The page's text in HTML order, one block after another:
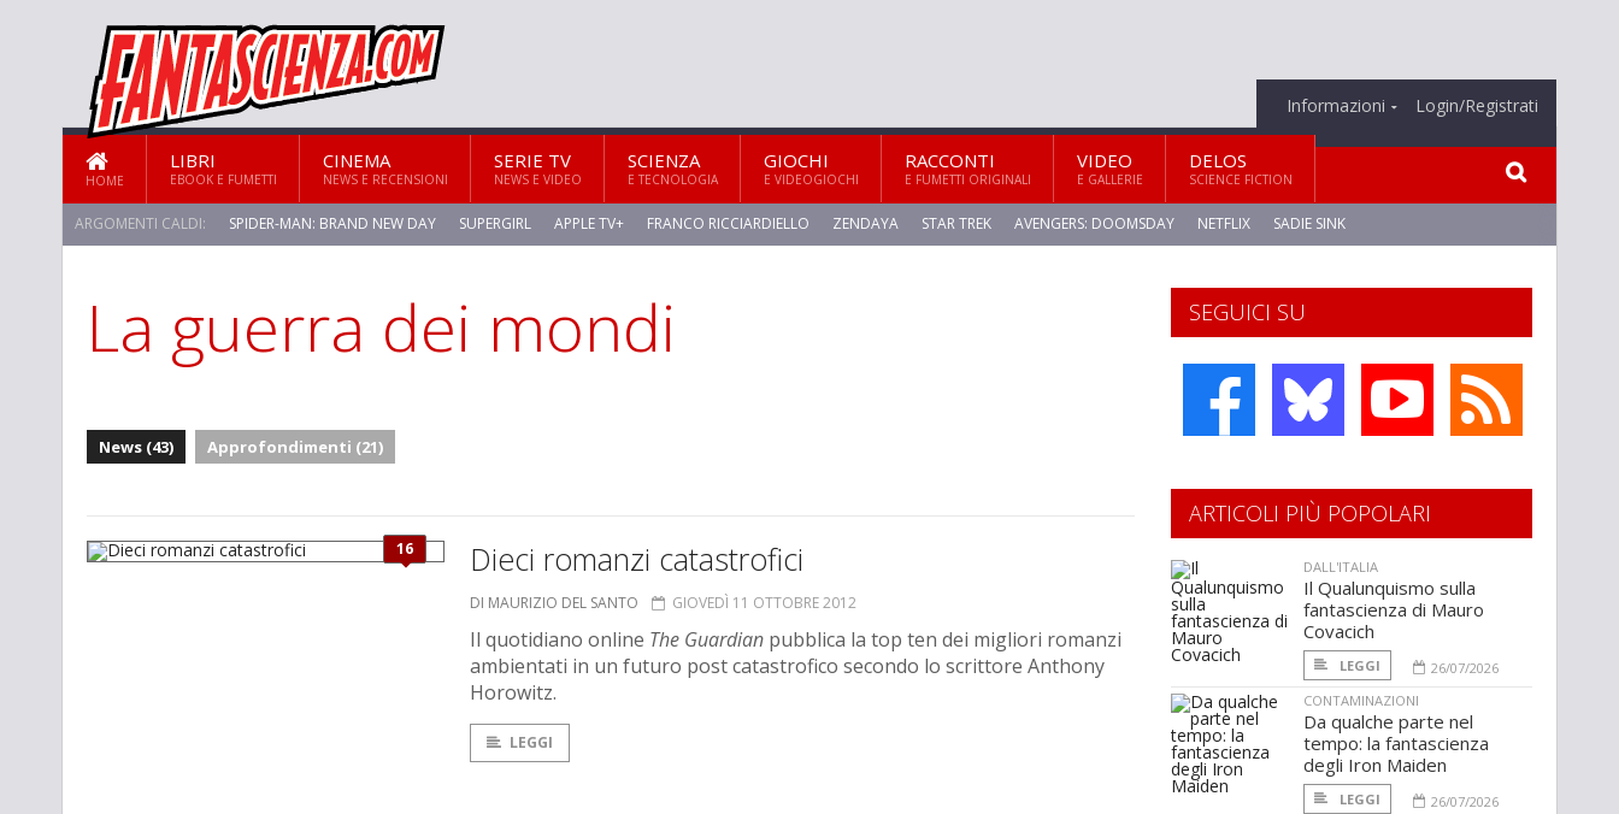
Informazioni Login/Registrati
HOME
LIBRI
EBOOK E FUMETTI
CINEMA
NEWS E RECENSIONI
SERIE TV
NEWS E VIDEO
SCIENZA
E TECNOLOGIA
GIOCHI
E VIDEOGIOCHI
RACCONTI
E FUMETTI ORIGINALI
VIDEO
E GALLERIE
DELOS
SCIENCE FICTION
ARGOMENTI CALDI: SPIDER-MAN: BRAND NEW DAY SUPERGIRL APPLE TV+ FRANCO RICCIARDIELLO ZENDAYA STAR TREK AVENGERS: DOOMSDAY NETFLIX SADIE SINK
La guerra dei mondi
News (43) Approfondimenti (21)
16 Dieci romanzi catastrofici
DI MAURIZIO DEL SANTO GIOVEDÌ 11 OTTOBRE 2012
Il quotidiano online The Guardian pubblica la top ten dei migliori romanzi
ambientati in un futuro post catastrofico secondo lo scrittore Anthony
Horowitz.
LEGGI
SEGUICI SU
ARTICOLI PIÙ POPOLARI
DALL'ITALIA
Il Qualunquismo sulla
fantascienza di Mauro
Covacich
LEGGI
26/07/2026
CONTAMINAZIONI
Da qualche parte nel
tempo: la fantascienza
degli Iron Maiden
LEGGI
26/07/2026